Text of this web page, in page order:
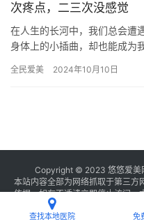
次疼点，二三次没感觉
在人生的长河中，我们总会遭
身体上的小插曲，却也能成为
示的旅…
全民爱美 2024年10月10日
Copyright © 2023 悠悠爱美
本站内容全部为网络抓取于第三方
依据，如有不适请立即停止访问，
查找本地医院 免